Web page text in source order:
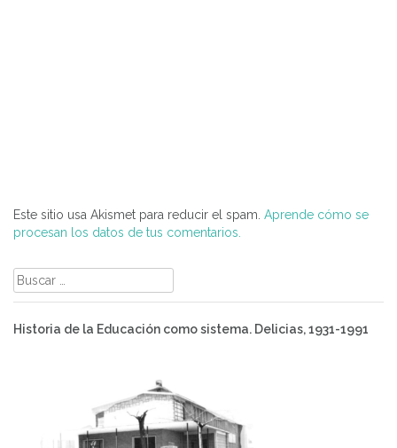
Este sitio usa Akismet para reducir el spam. Aprende cómo se
procesan los datos de tus comentarios.
Buscar:
Historia de la Educación como sistema. Delicias, 1931-1991